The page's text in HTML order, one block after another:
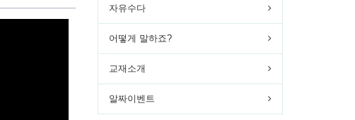
자유수다
어떻게 말하죠?
교재소개
알짜이벤트